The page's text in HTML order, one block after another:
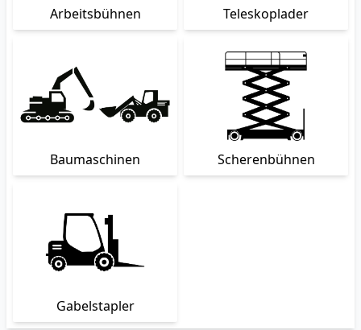
Arbeitsbühnen Teleskoplader
Baumaschinen Scherenbühnen
Gabelstapler